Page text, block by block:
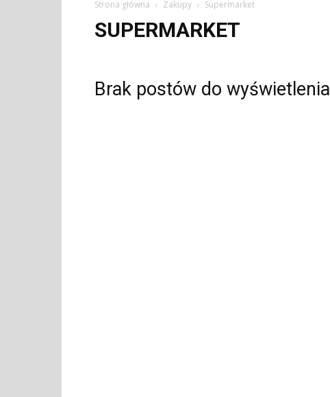
Strona główna Zakupy Supermarket
SUPERMARKET
Brak postów do wyświetlenia